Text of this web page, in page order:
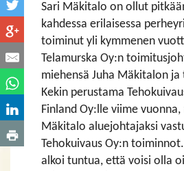
Sari Mäkitalo on ollut
kahdessa erilaisessa
toiminut yli kymmenen
Telamurska Oy:n
miehensä Juha Mäkitalon ja
Kekin perustama
Finland Oy:lle viime
Mäkitalo aluejohtajaksi
Tehokuivaus Oy:n
alkoi tuntua, että voisi olla